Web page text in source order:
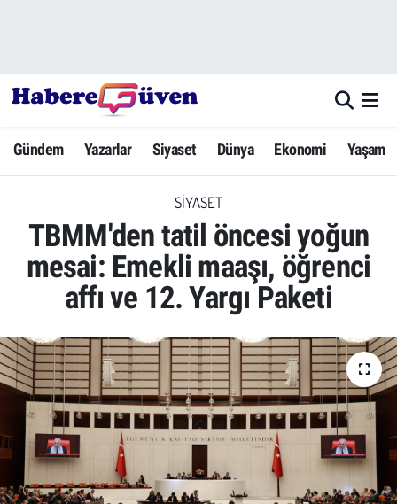
Gündem Yazarlar Siyaset Dünya Ekonomi Yaşam
SIYASET
TBMM'den tatil öncesi yoğun
mesai: Emekli maaşı, öğrenci
affı ve 12. Yargı Paketi
Yazarlar
Dünya
Ekonomi
Yaşam
Yerel Haberler
Eğitim
Sağlık
Kadın
Hava Durumu
Trafik Durumu
Süper Lig Puan Durumu ve Fikstür
Tüm Manşetler
Son Dakika Haberleri
Haber Arşivi